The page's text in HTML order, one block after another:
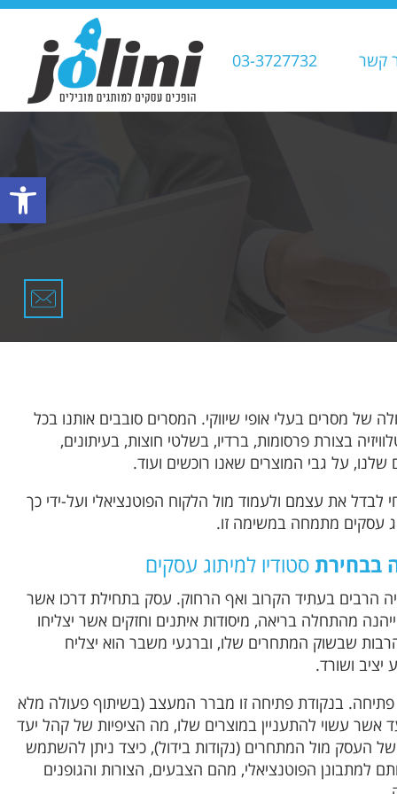
פתח
קשר 03-3727732
של מסרים בעלי אופי שיווקי. המסרים סובבים אותנו בכל
בצורת פרסומות, ברדיו, בשלטי חוצות, בעיתונים,
שלנו, על גבי המוצרים שאנו רוכשים ועוד.
לבדל את עצמם ולעמוד מול הלקוח הפוטנציאלי ועל-ידי כך
עסקים מתמחה במשימה זו.
בבחירתסטודיו למיתוג עסקים
הרבים בעתיד הקרוב ואף הרחוק. עסק בתחילת דרכו אשר
מהתחלה בריאה, מיסודות איתנים וחזקים אשר יצליחו
שבשוק המתחרים שלו, וברגעי משבר הוא יצליח
ושורד.
פתיחה. בנקודת פתיחה זו מברר המעצב (בשיתוף פעולה מלא
עשוי להתעניין במוצרים שלו, מה הציפיות של קהל יעד
העסק מול המתחרים (נקודות בידול), כיצד ניתן להשתמש
למתבונן הפוטנציאלי, מהם הצבעים, הצורות והגופנים